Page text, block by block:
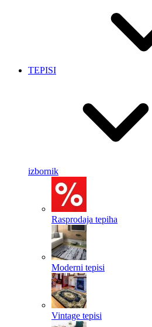
TEPISI
izbornik
Rasprodaja tepiha
Moderni tepisi
Vintage tepisi